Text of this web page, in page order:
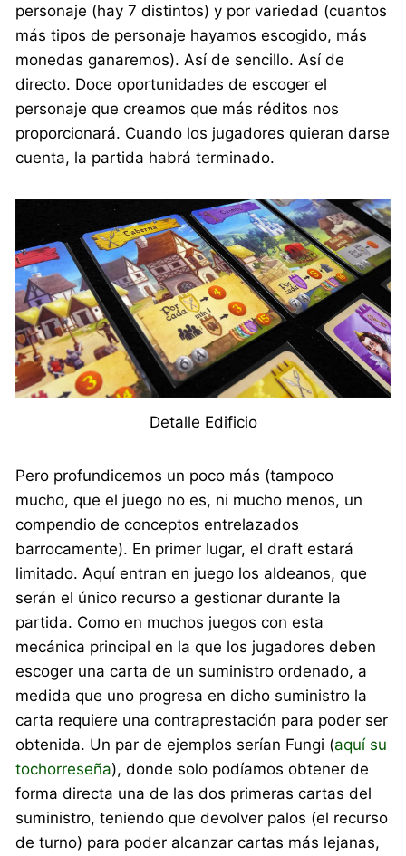
personaje (hay 7 distintos) y por variedad (cuantos
más tipos de personaje hayamos escogido, más
monedas ganaremos). Así de sencillo. Así de
directo. Doce oportunidades de escoger el
personaje que creamos que más réditos nos
proporcionará. Cuando los jugadores quieran darse
cuenta, la partida habrá terminado.
Detalle Edificio
Pero profundicemos un poco más (tampoco
mucho, que el juego no es, ni mucho menos, un
compendio de conceptos entrelazados
barrocamente). En primer lugar, el draft estará
limitado. Aquí entran en juego los aldeanos, que
serán el único recurso a gestionar durante la
partida. Como en muchos juegos con esta
mecánica principal en la que los jugadores deben
escoger una carta de un suministro ordenado, a
medida que uno progresa en dicho suministro la
carta requiere una contraprestación para poder ser
obtenida. Un par de ejemplos serían Fungi (aquí su
tochorreseña), donde solo podíamos obtener de
forma directa una de las dos primeras cartas del
suministro, teniendo que devolver palos (el recurso
de turno) para poder alcanzar cartas más lejanas,